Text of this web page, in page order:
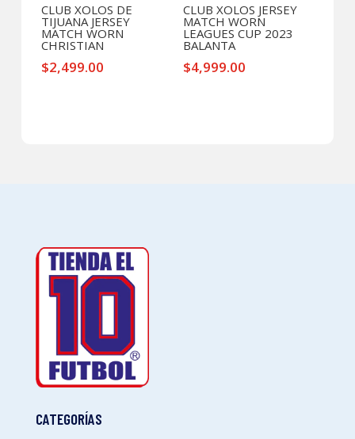
CLUB XOLOS DE
TIJUANA JERSEY
MATCH WORN
CHRISTIAN
$2,499.00
CLUB XOLOS JERSEY
MATCH WORN
LEAGUES CUP 2023
BALANTA
$4,999.00
CATEGORÍAS